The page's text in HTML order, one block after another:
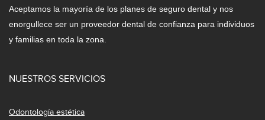
Aceptamos la mayoría de los planes de seguro dental y nos
enorgullece ser un proveedor dental de confianza para individuos
y familias en toda la zona.
NUESTROS SERVICIOS
Odontología estética